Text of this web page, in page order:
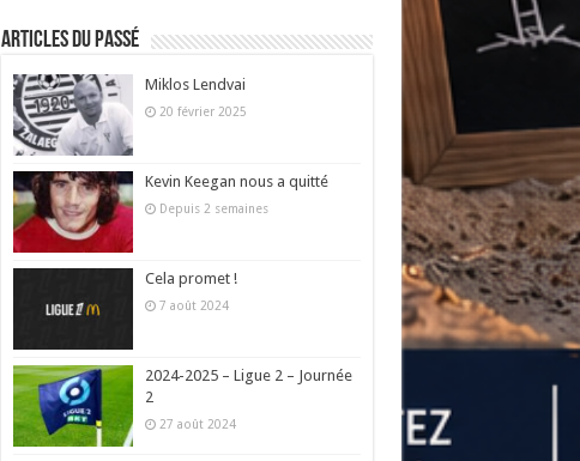
Articles du passé
Miklos Lendvai
20 février 2025
Kevin Keegan nous a quitté
Depuis 2 semaines
Cela promet !
7 août 2024
2024-2025 – Ligue 2 – Journée
2
27 août 2024